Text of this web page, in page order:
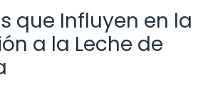
que Influyen en la
a la Leche de